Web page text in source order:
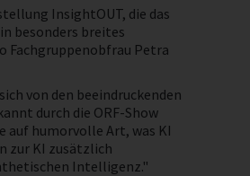
InsightOUT, die das
besonders breites
Fachgruppenobfrau Petra
von den beeindruckenden
durch die ORF-Show
auf humorvolle Art, was KI
zur KI zusätzlich
Intelligenz."